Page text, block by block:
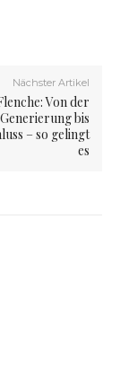
Nächster Artikel
Von der
bis
– so gelingt
es